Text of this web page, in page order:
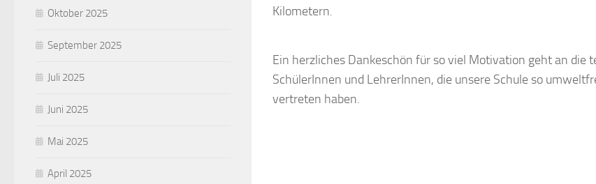
Kilometern.
Ein herzliches Dankeschön für so viel Motivation geht an die
SchülerInnen und LehrerInnen, die unsere Schule so
vertreten haben.
Oktober 2025
September 2025
Juli 2025
Juni 2025
Mai 2025
April 2025